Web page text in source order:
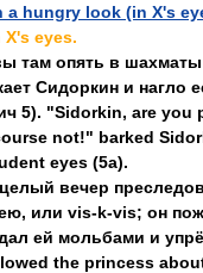
a hungry look (in X's
eyes.
там опять в
Сидоркин и нагло
5). "Sidorkin, are you
not!" barked
eyes (5a).
вечер
или vis-k-vis; он
ей мольбами и
the princess